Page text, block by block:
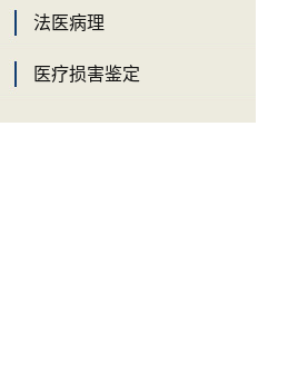
法医病理
医疗损害鉴定